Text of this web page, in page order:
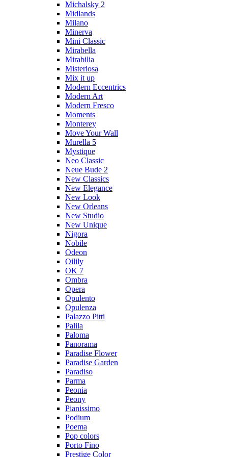
Michalsky 2
Midlands
Milano
Minerva
Mini Classic
Mirabella
Mirabilia
Misteriosa
Mix it up
Modern Eccentrics
Modern Art
Modern Fresco
Moments
Monterey
Move Your Wall
Murella 5
Mystique
Neo Classic
Neue Bude 2
New Classics
New Elegance
New Look
New Orleans
New Studio
New Unique
Nigora
Nobile
Odeon
Oilily
OK 7
Ombra
Opera
Opulento
Opulenza
Palazzo Pitti
Palila
Paloma
Panorama
Paradise Flower
Paradise Garden
Paradiso
Parma
Peonia
Peony
Pianissimo
Podium
Poema
Pop colors
Porto Fino
Prestige Color